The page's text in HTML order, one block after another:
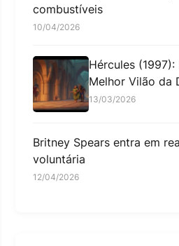
combustíveis
10/04/2026
Hércules
Melhor Vilão da
13/03/2026
Britney Spears entra em
voluntária
12/04/2026